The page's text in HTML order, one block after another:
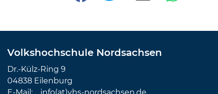
Volkshochschule Nordsachsen
Dr.-Külz-Ring 9
04838 Eilenburg